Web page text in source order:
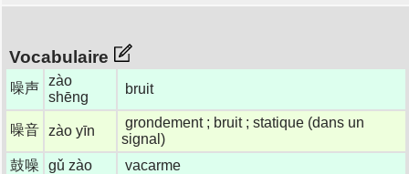
Vocabulaire
噪声 zào
shēng
bruit
噪音 zào yīn
grondement ; bruit ; statique (dans un
signal)
鼓噪
gǔ zào
vacarme